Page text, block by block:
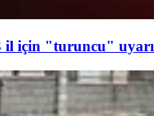
il için "turuncu" uyarı